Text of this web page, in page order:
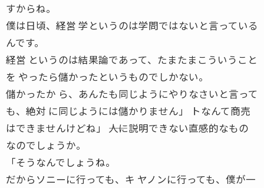
すからね。
僕は日頃、経営 学というのは学問ではないと言っている
んです。
経営 というのは結果論であって、たまたまこういうこと
を やったら儲かったというものでしかない。
儲かったか ら、あんたも同じようにやりなさいと言って
も、絶対 に同じようには儲かりません」 トなんて商売
はできませんけどね」 ――人に説明できない直感的なもの
なのでしょうか。
「そうなんでしょうね。
だからソニーに行っても、キ ヤノンに行っても、僕が一